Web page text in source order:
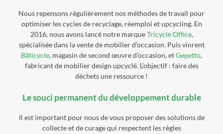
Nous repensons régulièrement nos méthodes de travail pour
optimiser les cycles de recyclage, réemploi et upcycling. En
2016, nous avons lancé notre marqueTricycle Office,
spécialisée dans la vente de mobilier d’occasion. Puis vinrent
Bâticycle, magasin de second œuvre d’occasion, etGepetto,
fabricant de mobilier design upcyclé. L’objectif : faire des
déchets une ressource !
Le souci permanent du développement durable
Il est important pour nous de vous proposer des solutions de
collecte et de curage qui respectent les règles